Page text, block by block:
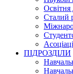
Освітня
Сталий
ПІДРОЗДІЛИ